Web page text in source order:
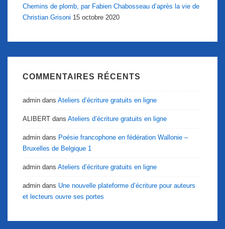
Chemins de plomb, par Fabien Chabosseau d’après la vie de
Christian Grisoni 15 octobre 2020
COMMENTAIRES RÉCENTS
admin dans Ateliers d’écriture gratuits en ligne
ALIBERT dans Ateliers d’écriture gratuits en ligne
admin dans Poésie francophone en fédération Wallonie –
Bruxelles de Belgique 1
admin dans Ateliers d’écriture gratuits en ligne
admin dans Une nouvelle plateforme d’écriture pour auteurs
et lecteurs ouvre ses portes